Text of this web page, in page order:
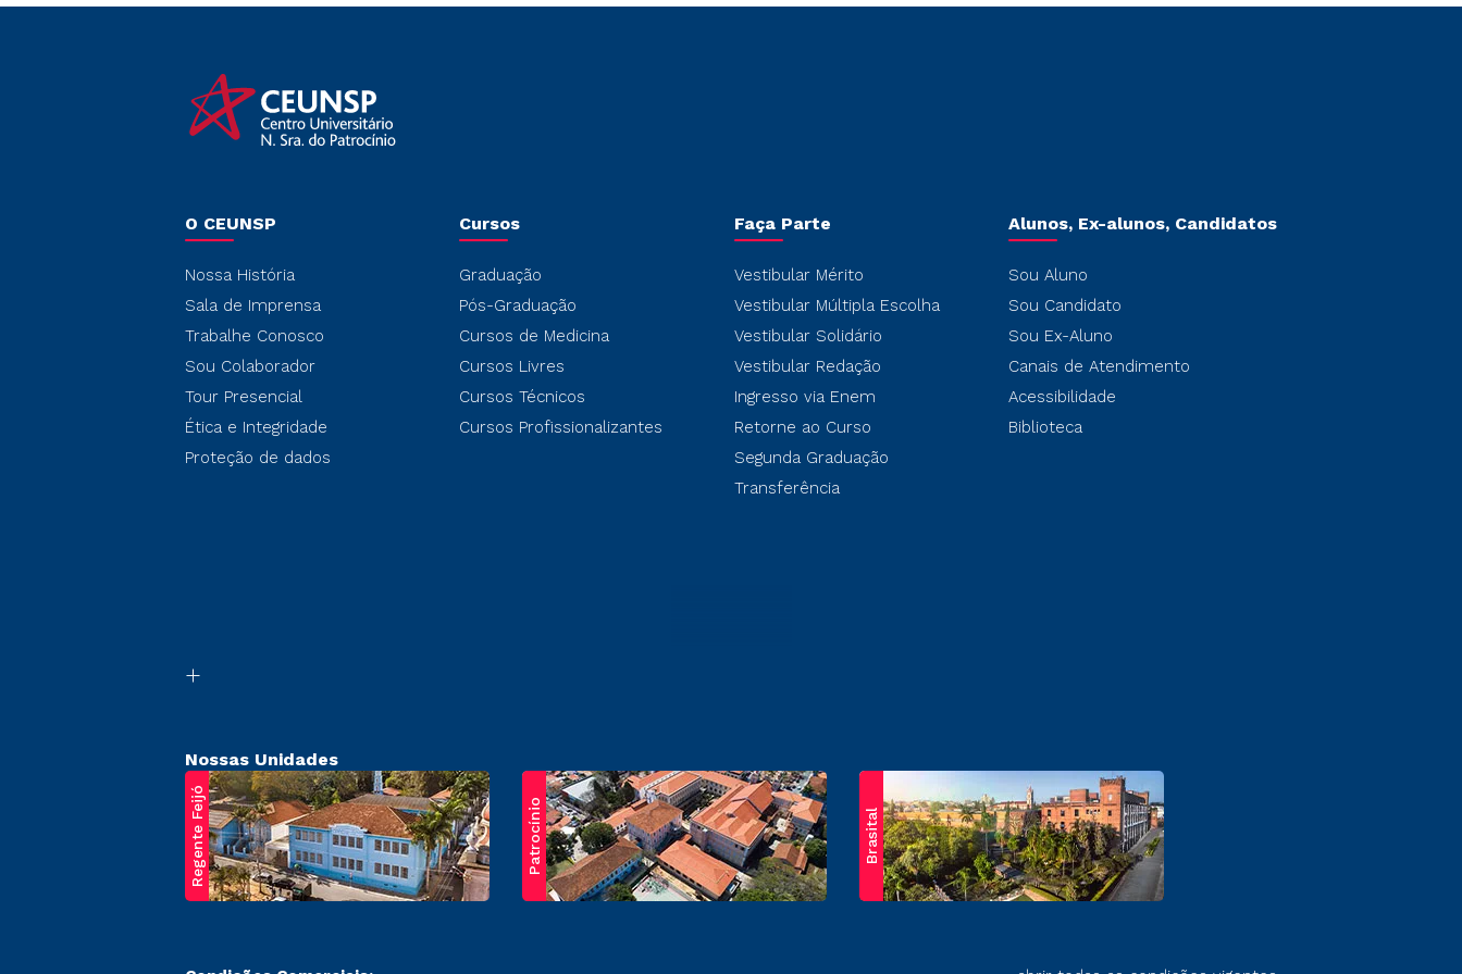
O CEUNSP
Nossa História
Sala de Imprensa
Trabalhe Conosco
Sou Colaborador
Tour Presencial
Ética e Integridade
Proteção de dados
Cursos
Graduação
Pós-Graduação
Cursos de Medicina
Cursos Livres
Cursos Técnicos
Cursos Profissionalizantes
Faça Parte
Vestibular Mérito
Vestibular Múltipla Escolha
Vestibular Solidário
Vestibular Redação
Ingresso via Enem
Retorne ao Curso
Segunda Graduação
Transferência
Alunos, Ex-alunos, Candidatos
Sou Aluno
Sou Candidato
Sou Ex-Aluno
Canais de Atendimento
Acessibilidade
Biblioteca
Nossas Unidades
Regente Feijó Patrocínio Brasital